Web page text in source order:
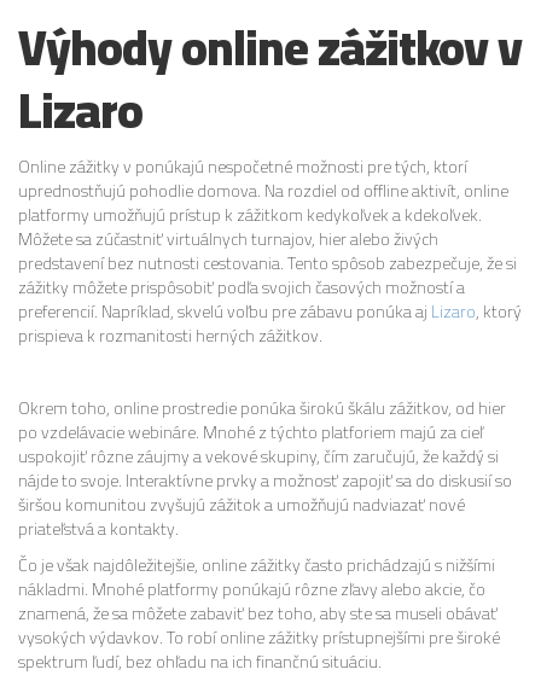
Výhody online zážitkov v
Lizaro
Online zážitky v ponúkajú nespočetné možnosti pre tých, ktorí
uprednostňujú pohodlie domova. Na rozdiel od offline aktivít, online
platformy umožňujú prístup k zážitkom kedykoľvek a kdekoľvek.
Môžete sa zúčastniť virtuálnych turnajov, hier alebo živých
predstavení bez nutnosti cestovania. Tento spôsob zabezpečuje, že si
zážitky môžete prispôsobiť podľa svojich časových možností a
preferencií. Napríklad, skvelú voľbu pre zábavu ponúka ajLizaro, ktorý
prispieva k rozmanitosti herných zážitkov.
Okrem toho, online prostredie ponúka širokú škálu zážitkov, od hier
po vzdelávacie webináre. Mnohé z týchto platforiem majú za cieľ
uspokojiť rôzne záujmy a vekové skupiny, čím zaručujú, že každý si
nájde to svoje. Interaktívne prvky a možnosť zapojiť sa do diskusií so
širšou komunitou zvyšujú zážitok a umožňujú nadviazať nové
priateľstvá a kontakty.
Čo je však najdôležitejšie, online zážitky často prichádzajú s nižšími
nákladmi. Mnohé platformy ponúkajú rôzne zľavy alebo akcie, čo
znamená, že sa môžete zabaviť bez toho, aby ste sa museli obávať
vysokých výdavkov. To robí online zážitky prístupnejšími pre široké
spektrum ľudí, bez ohľadu na ich finančnú situáciu.